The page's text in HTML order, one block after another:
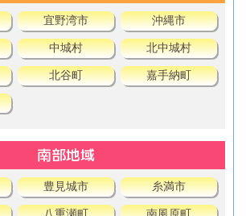
宜野湾市 沖縄市
中城村 北中城村
北谷町 嘉手納町
南部地域
豊見城市 糸満市